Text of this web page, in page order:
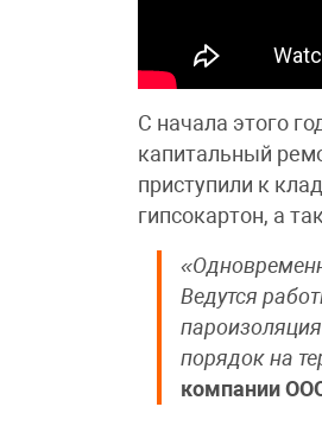
С начала этого
капитальный
приступили к
гипсокартон, а
Ведутся
порядок на
компании